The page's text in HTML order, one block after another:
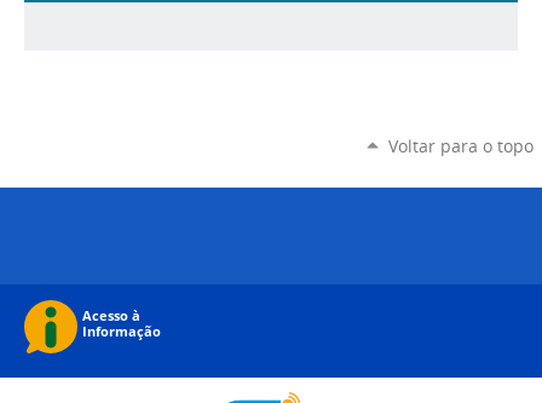
Voltar para o topo